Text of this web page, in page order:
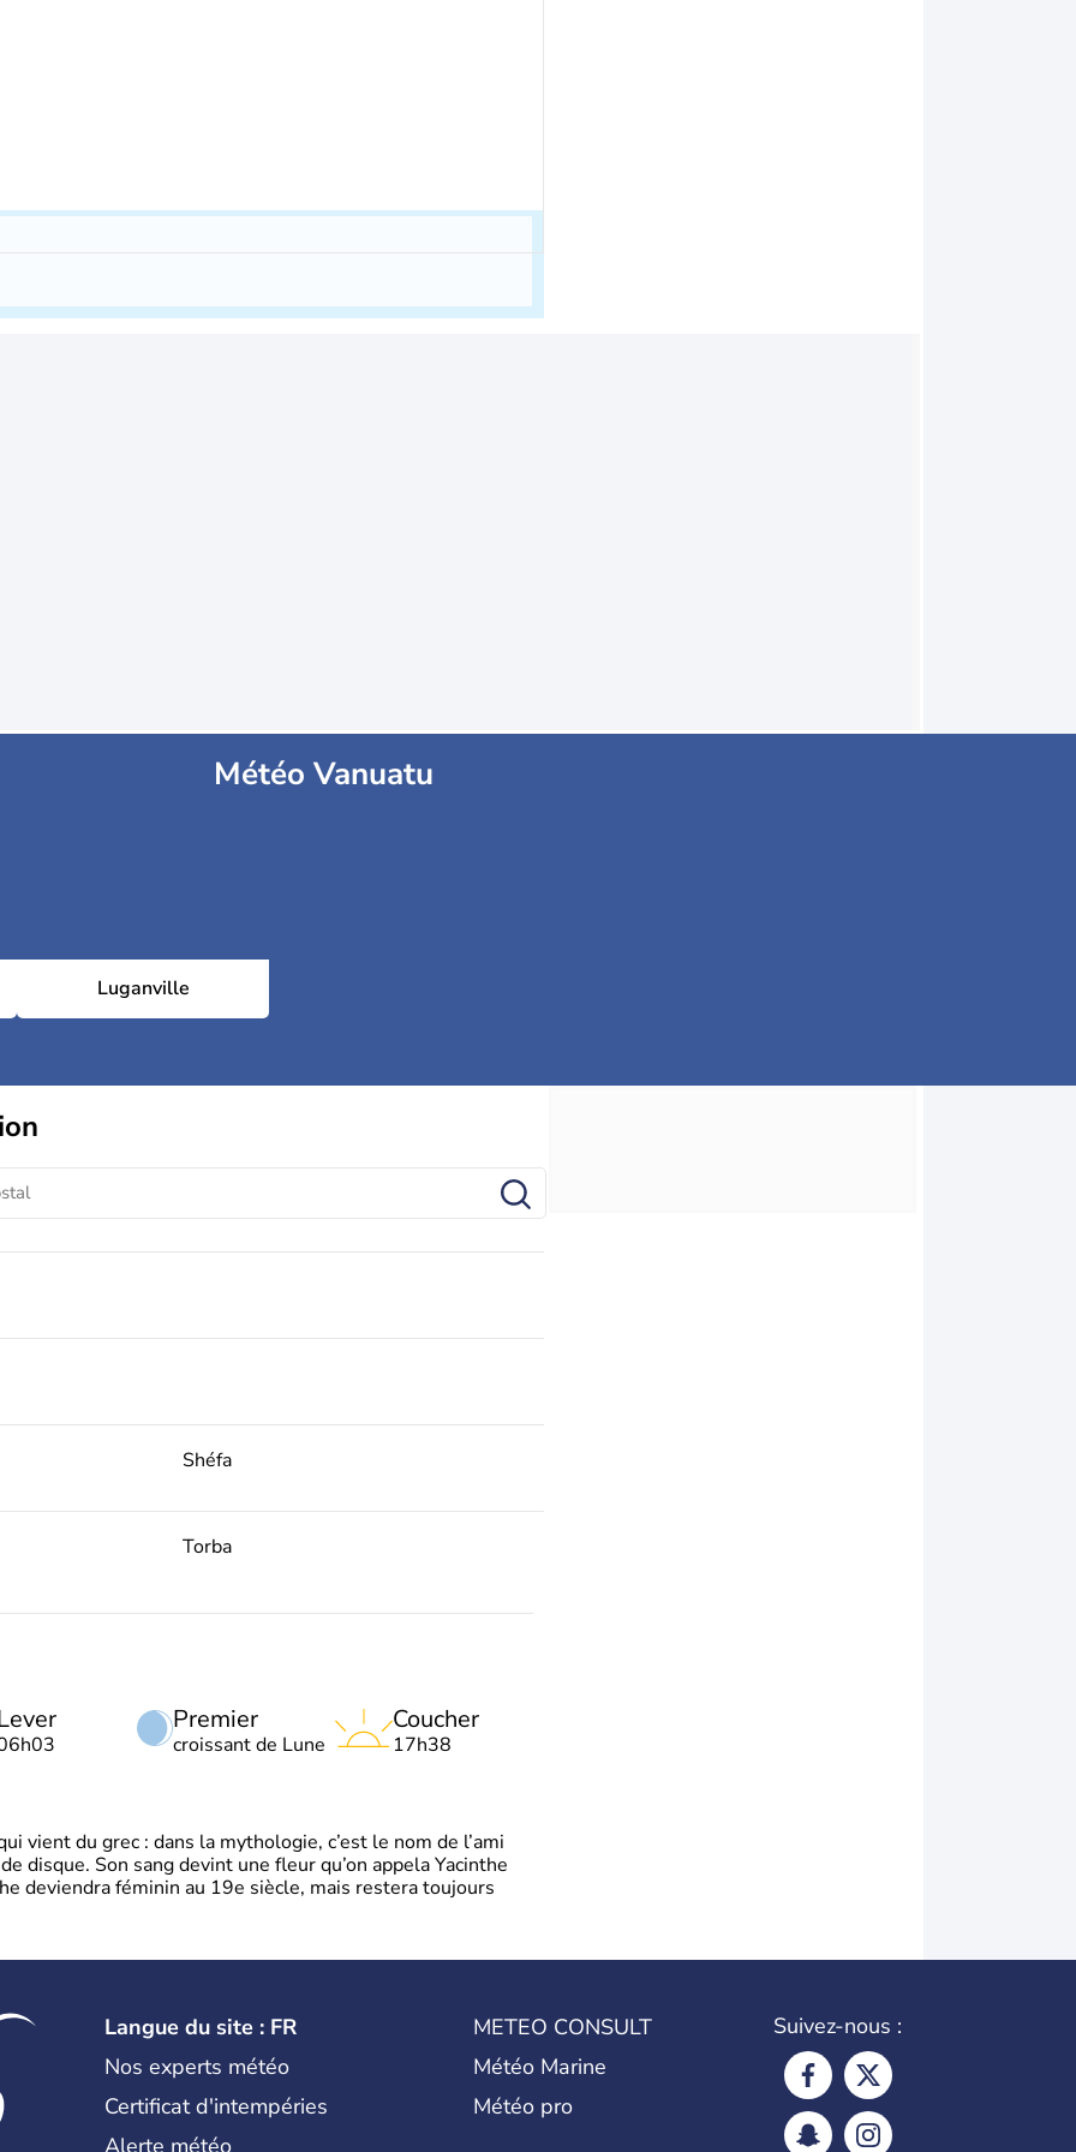
Météo Vanuatu
Luganville
Shéfa
Torba
Premier
croissant de Lune
Coucher
17h38
vient du grec : dans la mythologie, c’est le nom de l’ami
disque. Son sang devint une fleur qu’on appela Yacinthe
deviendra féminin au 19e siècle, mais restera toujours
Langue du site : FR
Nos experts météo
Certificat d'intempéries
Alerte météo
METEO CONSULT
Météo Marine
Météo pro
Suivez-nous :